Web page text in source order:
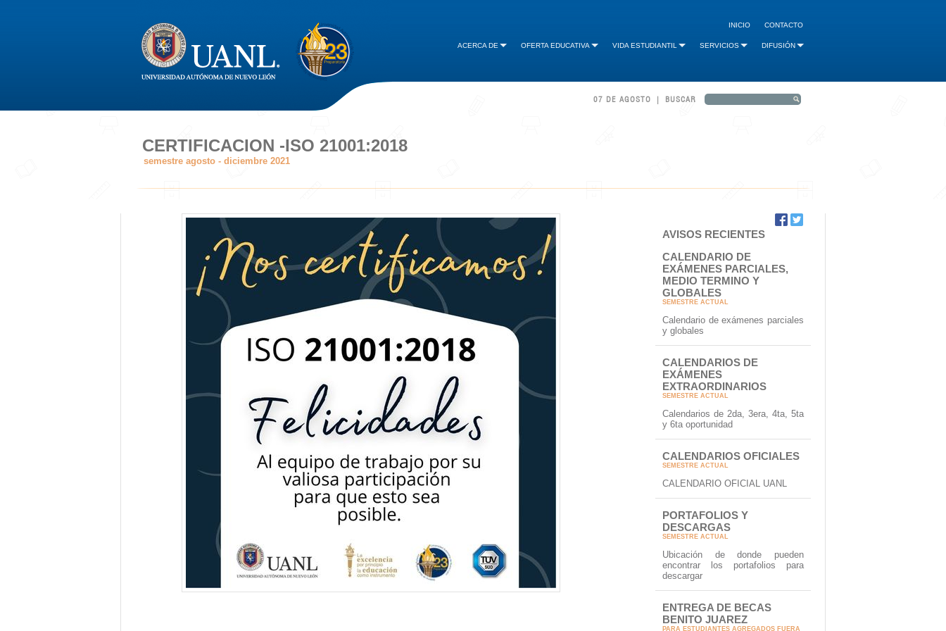
INICIO CONTACTO
ACERCA DE OFERTA EDUCATIVA VIDA ESTUDIANTIL SERVICIOS DIFUSIÓN
07 DE AGOSTO | BUSCAR
CERTIFICACION -ISO 21001:2018
semestre agosto - diciembre 2021
AVISOS RECIENTES
CALENDARIO DE
EXÁMENES PARCIALES,
MEDIO TERMINO Y
GLOBALES
SEMESTRE ACTUAL
Calendario de exámenes parciales
y globales
CALENDARIOS DE
EXÁMENES
EXTRAORDINARIOS
SEMESTRE ACTUAL
Calendarios de 2da, 3era, 4ta, 5ta
y 6ta oportunidad
CALENDARIOS OFICIALES
SEMESTRE ACTUAL
CALENDARIO OFICIAL UANL
PORTAFOLIOS Y
DESCARGAS
SEMESTRE ACTUAL
Ubicación de donde pueden
encontrar los portafolios para
descargar
ENTREGA DE BECAS
BENITO JUAREZ
PARA ESTUDIANTES AGREGADOS FUERA